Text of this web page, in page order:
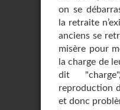
on se
la retraite
anciens se
misère pour
la charge de
dit
reproduction
et donc